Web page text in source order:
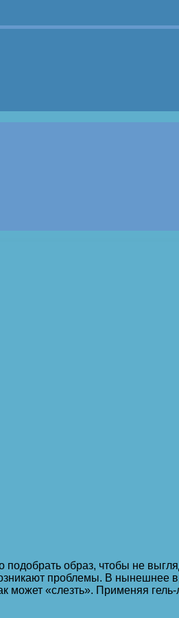
образ, чтобы не
проблемы. В нынешнее
может «слезть». Применяя